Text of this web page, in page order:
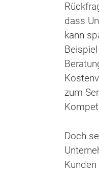
dass
kann
zum
Doch